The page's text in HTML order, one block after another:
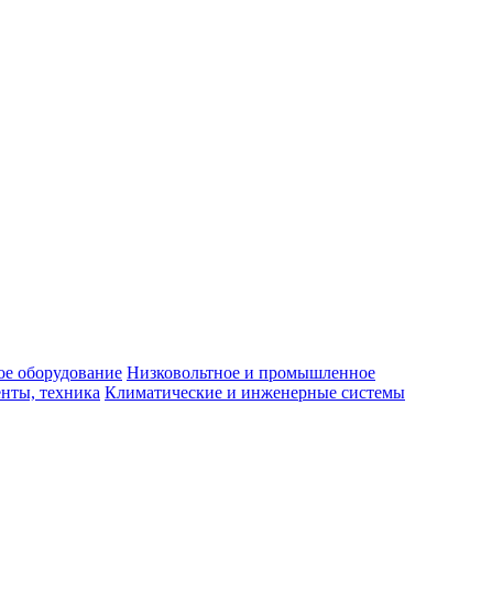
оборудование Низковольтное и промышленное
техника Климатические и инженерные системы